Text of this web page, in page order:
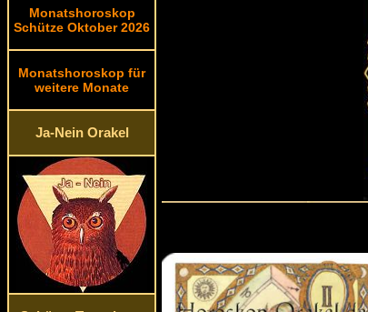
Monatshoroskop
Schütze Oktober 2026
Monatshoroskop für
weitere Monate
Ja-Nein Orakel